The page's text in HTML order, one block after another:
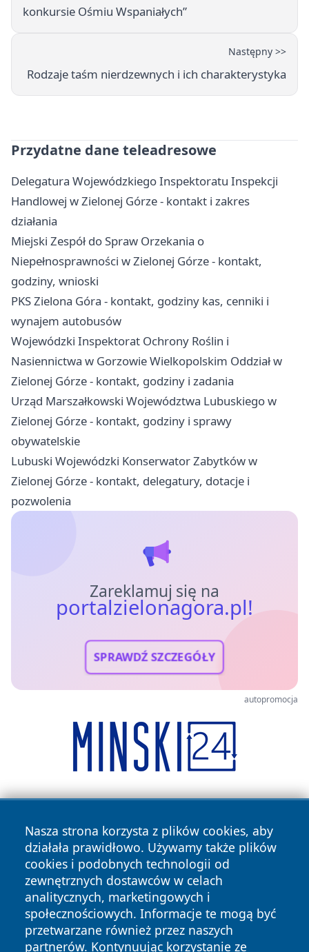
konkursie Ośmiu Wspaniałych”
Następny >>
Rodzaje taśm nierdzewnych i ich charakterystyka
Przydatne dane teleadresowe
Delegatura Wojewódzkiego Inspektoratu Inspekcji
Handlowej w Zielonej Górze - kontakt i zakres
działania
Miejski Zespół do Spraw Orzekania o
Niepełnosprawności w Zielonej Górze - kontakt,
godziny, wnioski
PKS Zielona Góra - kontakt, godziny kas, cenniki i
wynajem autobusów
Wojewódzki Inspektorat Ochrony Roślin i
Nasiennictwa w Gorzowie Wielkopolskim Oddział w
Zielonej Górze - kontakt, godziny i zadania
Urząd Marszałkowski Województwa Lubuskiego w
Zielonej Górze - kontakt, godziny i sprawy
obywatelskie
Lubuski Wojewódzki Konserwator Zabytków w
Zielonej Górze - kontakt, delegatury, dotacje i
pozwolenia
Zareklamuj się na
portalzielonagora.pl!
SPRAWDŹ SZCZEGÓŁY
autopromocja
Nasza strona korzysta z plików cookies, aby
działała prawidłowo. Używamy także plików
cookies i podobnych technologii od
zewnętrznych dostawców w celach
analitycznych, marketingowych i
społecznościowych. Informacje te mogą być
przetwarzane również przez naszych
partnerów. Kontynuując korzystanie ze
Copyright © 2026 portalzielonagora.pl Wszystkie prawa
zastrzeżone.
Polityka Polityka